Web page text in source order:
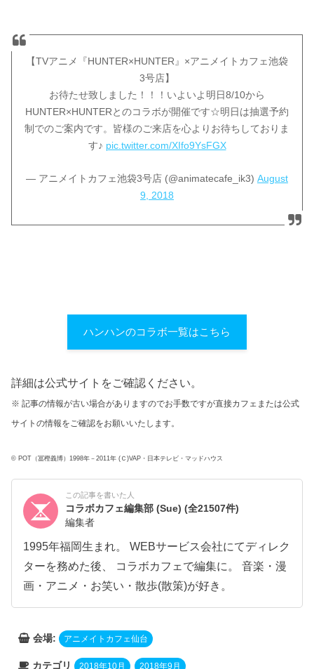
【TVアニメ『HUNTER×HUNTER』×アニメイトカフェ池袋
3号店】
お待たせ致しました！！！いよいよ明日8/10から
HUNTER×HUNTERとのコラボが開催です☆明日は抽選予約
制でのご案内です。皆様のご来店を心よりお待ちしておりま
す♪ pic.twitter.com/XIfo9YsFGX
— アニメイトカフェ池袋3号店 (@animatecafe_ik3) August
9, 2018
ハンハンのコラボ一覧はこちら
詳細は公式サイトをご確認ください。
※ 記事の情報が古い場合がありますのでお手数ですが直接カフェまたは公式
サイトの情報をご確認をお願いいたします。
© POT（冨樫義博）1998年－2011年 (Ｃ)VAP・日本テレビ・マッドハウス
この記事を書いた人
コラボカフェ編集部 (Sue)(全21507件)
編集者
1995年福岡生まれ。 WEBサービス会社にてディレク
ターを務めた後、 コラボカフェで編集に。 音楽・漫
画・アニメ・お笑い・散歩(散策)が好き。
会場: アニメイトカフェ仙台
カテゴリ 2018年10月 2018年9月